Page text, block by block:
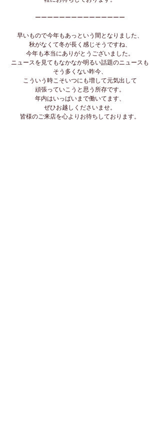
ーーーーーーーーーーーーーーー
早いもので今年もあっという間となりました、
秋がなくて冬が長く感じそうですね、
今年も本当にありがとうございました。
ニュースを見てもなかなか明るい話題のニュースも
そう多くない昨今、
こういう時こそいつにも増して元気出して
頑張っていこうと思う所存です。
年内はいっぱいまで働いてます、
ぜひお越しくださいませ。
皆様のご来店を心よりお待ちしております。